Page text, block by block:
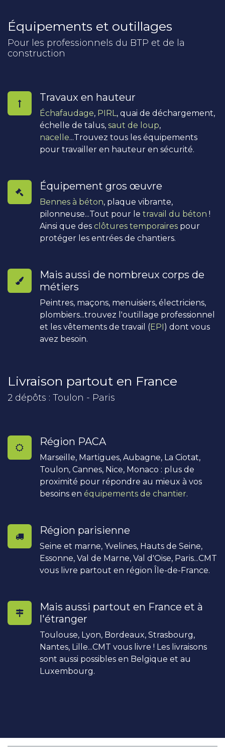
Équipements et outillages
Pour les professionnels du BTP et de la
construction
Travaux en hauteur
Échafaudage, PIRL , quai de déchargement,
échelle de talus, saut de loup,
nacelle...Trouvez tous les équipements
pour travailler en hauteur en sécurité.
Équipement gros œuvre
Bennes à béton, plaque vibrante,
pilonneuse...Tout pour le travail du béton !
Ainsi que des clôtures temporaires pour
protéger les entrées de chantiers.
Mais aussi de nombreux corps de
métiers
Peintres, maçons, menuisiers, électriciens,
plombiers...trouvez l'outillage professionnel
et les vêtements de travail (EPI) dont vous
avez besoin.
Livraison partout en France
2 dépôts : Toulon - Paris
Région PACA
Marseille, Martigues, Aubagne, La Ciotat,
Toulon, Cannes, Nice, Monaco : plus de
proximité pour répondre au mieux à vos
besoins en équipements de chantier.
Région parisienne
Seine et marne, Yvelines, Hauts de Seine,
Essonne, Val de Marne, Val d'Oise, Paris...CMT
vous livre partout en région Île-de-France.
Mais aussi partout en France et à
l'étranger
Toulouse, Lyon, Bordeaux, Strasbourg,
Nantes, Lille...CMT vous livre ! Les livraisons
sont aussi possibles en Belgique et au
Luxembourg.